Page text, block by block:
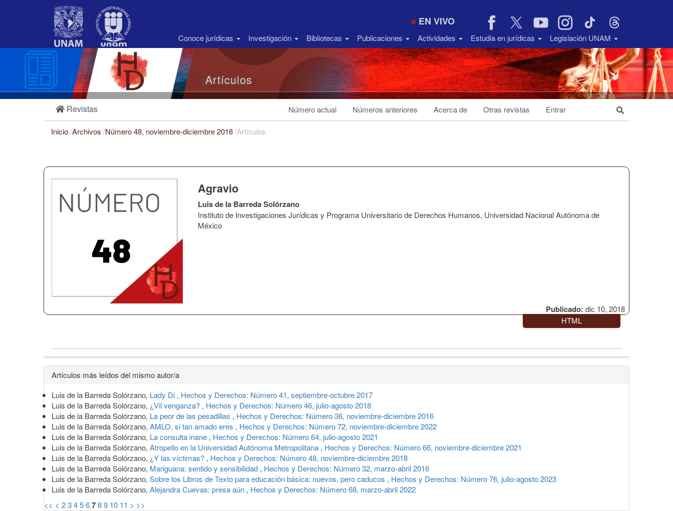
Barra
EN VIVO
Conoce jurídicas Investigación Bibliotecas Publicaciones Actividades Estudia en jurídicas Legislación UNAM
Artículos
Revistas Número actual Números anteriores Acerca de Otras revistas Entrar
Inicio/Archivos /Número 48, noviembre-diciembre 2018/Artículos
Publicado: dic 10, 2018
Agravio
Luis de la Barreda Solórzano
Instituto de Investigaciones Jurídicas y Programa Universitario de Derechos Humanos, Universidad Nacional Autónoma de
México
HTML
Detalles
del
artículo
Artículos más leídos del mismo autor/a
Luis de la Barreda Solórzano, Lady Di , Hechos y Derechos: Número 41, septiembre-octubre 2017
Luis de la Barreda Solórzano, ¿Vil venganza? , Hechos y Derechos: Número 46, julio-agosto 2018
Luis de la Barreda Solórzano, La peor de las pesadillas , Hechos y Derechos: Número 36, noviembre-diciembre 2016
Luis de la Barreda Solórzano, AMLO, si tan amado eres , Hechos y Derechos: Número 72, noviembre-diciembre 2022
Luis de la Barreda Solórzano, La consulta inane , Hechos y Derechos: Número 64, julio-agosto 2021
Luis de la Barreda Solórzano, Atropello en la Universidad Autónoma Metropolitana , Hechos y Derechos: Número 66, noviembre-diciembre 2021
Luis de la Barreda Solórzano, ¿Y las víctimas? , Hechos y Derechos: Número 48, noviembre-diciembre 2018
Luis de la Barreda Solórzano, Mariguana: sentido y sensibilidad , Hechos y Derechos: Número 32, marzo-abril 2016
Luis de la Barreda Solórzano, Sobre los Libros de Texto para educación básica: nuevos, pero caducos , Hechos y Derechos: Número 76, julio-agosto 2023
Luis de la Barreda Solórzano, Alejandra Cuevas: presa aún , Hechos y Derechos: Número 68, marzo-abril 2022
<< < 23456789 10 11 > >>